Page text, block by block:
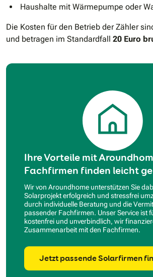
Haushalte mit Wärmepumpe oder
Die Kosten für den Betrieb der Zähler
und betragen im Standardfall 20 Euro
Ihre Vorteile mit
Fachfirmen finden leicht
Wir von Aroundhome unterstützen Sie
Solarprojekt erfolgreich und stressfrei
durch individuelle Beratung und die
passender Fachfirmen. Unser Service ist
kostenfrei und unverbindlich, wir
Zusammenarbeit mit den Fachfirmen.
Jetzt passende Solarfirmen